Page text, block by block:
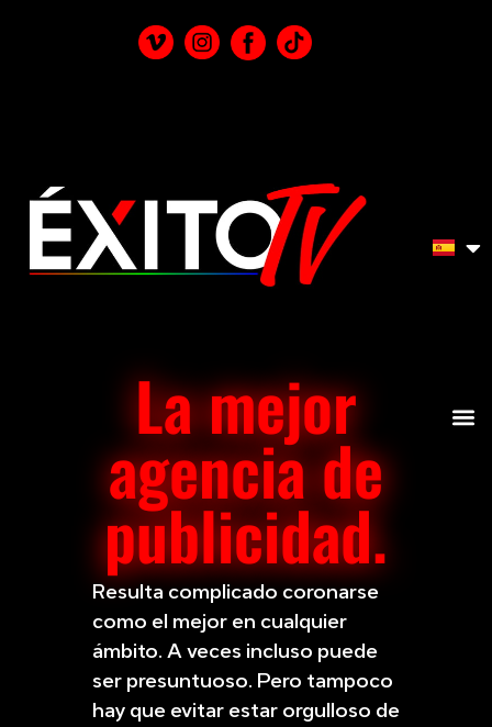
La mejor
agencia de
publicidad.
Resulta complicado coronarse
como el mejor en cualquier
ámbito. A veces incluso puede
ser presuntuoso. Pero tampoco
hay que evitar estar orgulloso de